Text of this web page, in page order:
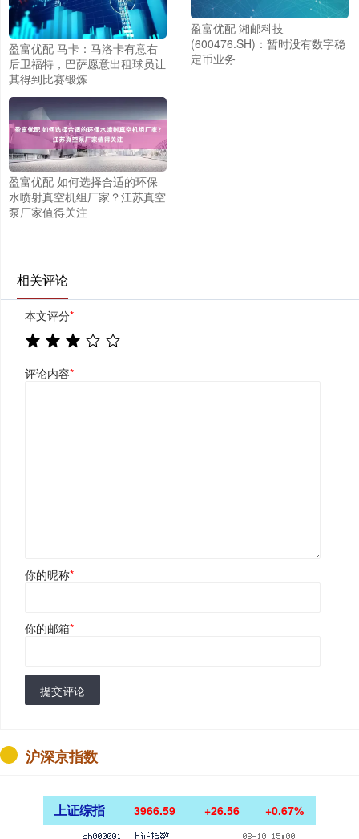
盈富优配 马卡：马洛卡有意右
后卫福特，巴萨愿意出租球员让
其得到比赛锻炼
盈富优配 湘邮科技
(600476.SH)：暂时没有数字稳
定币业务
盈富优配 如何选择合适的环保
水喷射真空机组厂家？江苏真空
泵厂家值得关注
相关评论
本文评分*
评论内容*
你的昵称*
你的邮箱*
提交评论
沪深京指数
上证综指 3966.59 +26.56 +0.67%